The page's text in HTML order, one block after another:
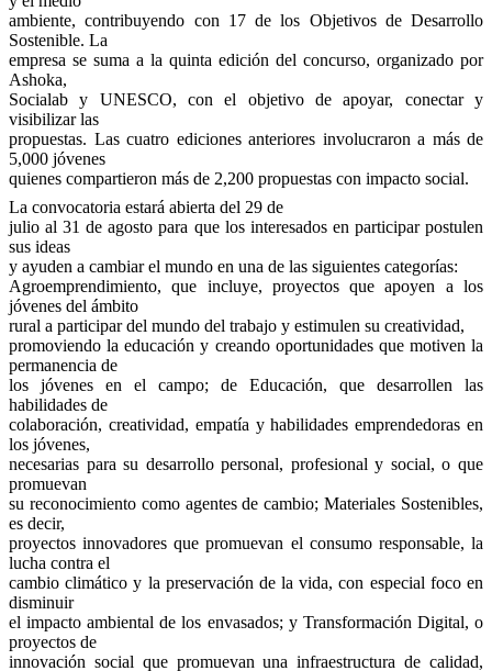
ambiente, contribuyendo con 17 de los Objetivos de Desarrollo
Sostenible. La
empresa se suma a la quinta edición del concurso, organizado por
Ashoka,
Socialab y UNESCO, con el objetivo de apoyar, conectar y
visibilizar las
propuestas. Las cuatro ediciones anteriores involucraron a más de
5,000 jóvenes
quienes compartieron más de 2,200 propuestas con impacto social.
La convocatoria estará abierta del 29 de
julio al 31 de agosto para que los interesados en participar postulen
sus ideas
y ayuden a cambiar el mundo en una de las siguientes categorías:
Agroemprendimiento, que incluye, proyectos que apoyen a los
jóvenes del ámbito
rural a participar del mundo del trabajo y estimulen su creatividad,
promoviendo la educación y creando oportunidades que motiven la
permanencia de
los jóvenes en el campo; de Educación, que desarrollen las
habilidades de
colaboración, creatividad, empatía y habilidades emprendedoras en
los jóvenes,
necesarias para su desarrollo personal, profesional y social, o que
promuevan
su reconocimiento como agentes de cambio; Materiales Sostenibles,
es decir,
proyectos innovadores que promuevan el consumo responsable, la
lucha contra el
cambio climático y la preservación de la vida, con especial foco en
disminuir
el impacto ambiental de los envasados; y Transformación Digital, o
proyectos de
innovación social que promuevan una infraestructura de calidad,